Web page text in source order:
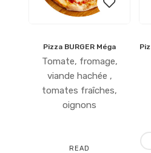
Ajouter
à la
Pizza BURGER Méga
Tomate, fromage,
viande hachée ,
tomates fraîches,
oignons
READ